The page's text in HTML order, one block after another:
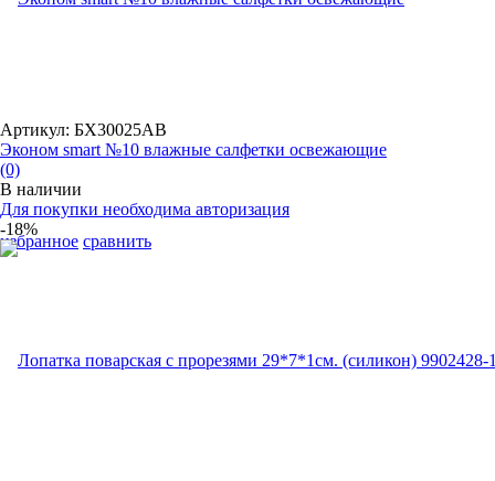
избранное сравнить
Артикул: БХ30025АВ
Эконом smart №10 влажные салфетки освежающие
(0)
В наличии
Для покупки необходима авторизация
-18%